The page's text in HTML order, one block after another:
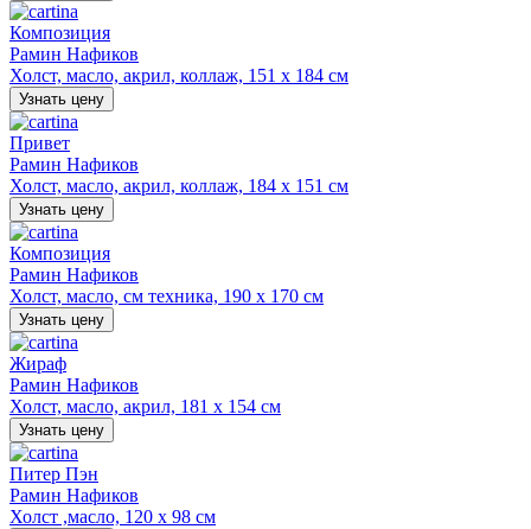
Композиция
Рамин Нафиков
Холст, масло, акрил, коллаж, 151 х 184 см
Узнать цену
Привет
Рамин Нафиков
Холст, масло, акрил, коллаж, 184 х 151 см
Узнать цену
Композиция
Рамин Нафиков
Холст, масло, см техника, 190 х 170 см
Узнать цену
Жираф
Рамин Нафиков
Холст, масло, акрил, 181 х 154 см
Узнать цену
Питер Пэн
Рамин Нафиков
Холст ,масло, 120 х 98 см